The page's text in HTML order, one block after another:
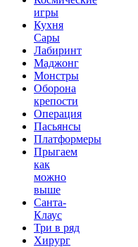
игры
Кухня
Сары
Лабиринт
Маджонг
Монстры
Оборона
крепости
Операция
Пасьянсы
Платформеры
Прыгаем
как
можно
выше
Санта-
Клаус
Три в ряд
Хирург